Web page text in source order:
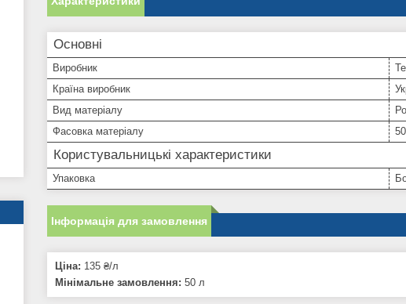
Основні
Виробник
Країна виробник
Вид матеріалу
Фасовка матеріалу
Користувальницькі характеристики
Упаковка
Інформація для замовлення
Ціна: 135 ₴/л
Мінімальне замовлення: 50 л